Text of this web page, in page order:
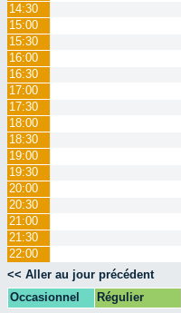
14:30
15:00
15:30
16:00
16:30
17:00
17:30
18:00
18:30
19:00
19:30
20:00
20:30
21:00
21:30
22:00
<< Aller au jour précédent
Occasionnel
Régulier